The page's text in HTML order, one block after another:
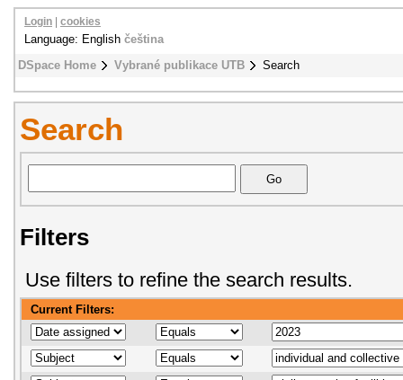
DSpace Home Vybrané publikace UTB Search
Login cookies
Language: English čeština
Search
Filters
Use filters to refine the search results.
Current Filters: